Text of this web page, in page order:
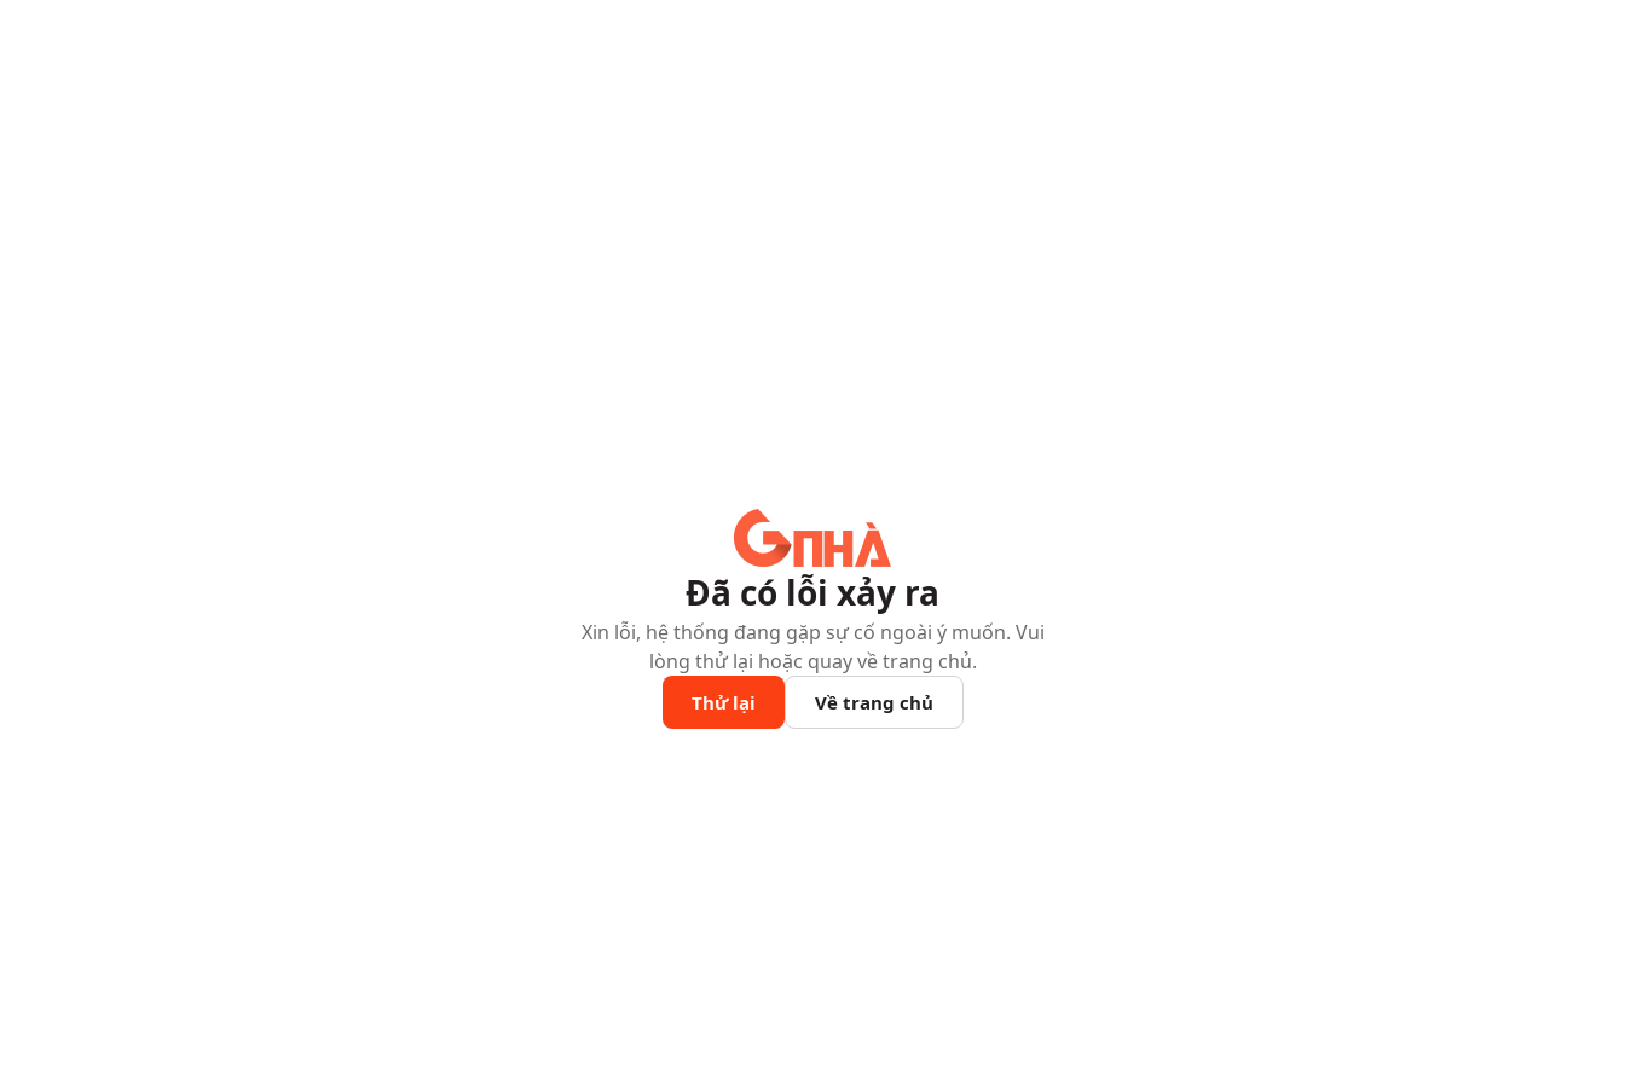
Đã có lỗi xảy ra
Xin lỗi, hệ thống đang gặp sự cố ngoài ý muốn. Vui
lòng thử lại hoặc quay về trang chủ.
Thử lại Về trang chủ